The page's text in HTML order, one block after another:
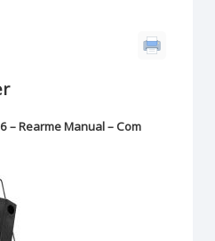
– Rearme Manual – Com